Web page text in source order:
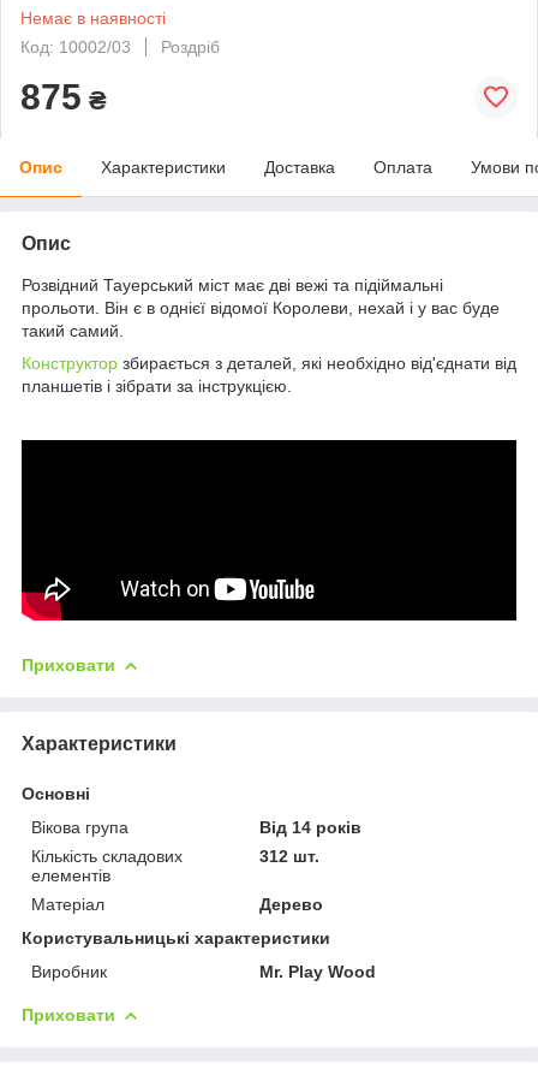
Немає в наявності
Код: 10002/03
Роздріб
875 ₴
Опис Характеристики Доставка Оплата Умови
Опис
Розвідний Тауерський міст має дві вежі та підіймальні
прольоти. Він є в однієї відомої Королеви, нехай і у вас буде
такий самий.
Конструктор збирається з деталей, які необхідно від'єднати від
планшетів і зібрати за інструкцією.
Приховати
Характеристики
Основні
Вікова група
Від 14 років
Кількість складових
елементів
312 шт.
Матеріал
Дерево
Користувальницькі характеристики
Виробник
Mr. Play Wood
Приховати